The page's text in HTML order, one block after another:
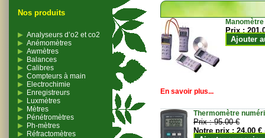
Nos produits
Analyseurs d’o2 et co2
Anémomètres
Awmètres
Balances
Calibres
Compteurs à main
Electrochimie
Enregistreurs
Luxmètres
Mètres
Pénétromètres
Ph-mètres
Réfractomètres
Prix :
Ajouter
En savoir plus...
Thermomètre
Prix :95.00 €
Notre prix :24.00 €